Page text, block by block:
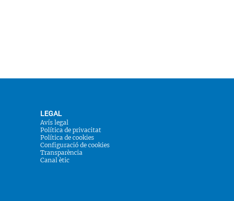
LEGAL
Avís legal
Política de privacitat
Política de cookies
Configuració de cookies
Transparència
Canal ètic